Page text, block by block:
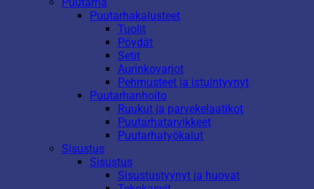
Puutarhakalusteet
Tuolit
Pöydät
Setit
Aurinkovarjot
Pehmusteet ja istuintyynyt
Puutarhanhoito
Ruukut ja parvekelaatikot
Puutarhatarvikkeet
Puutarhatyökalut
Sisustus
Sisustus
Sisustustyynyt ja huovat